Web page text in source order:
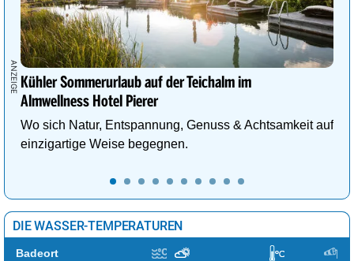
Kühler Sommerurlaub auf der Teichalm im
Almwellness Hotel Pierer
Wo sich Natur, Entspannung, Genuss & Achtsamkeit auf
einzigartige Weise begegnen.
DIE WASSER-TEMPERATUREN
Badeort